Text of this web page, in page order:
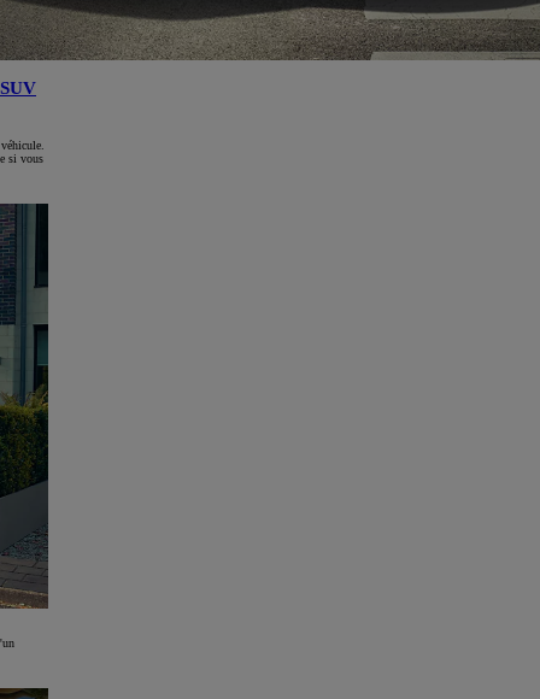
SUV